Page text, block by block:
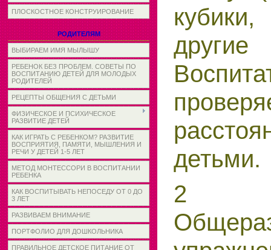
ПЛОСКОСТНОЕ КОНСТРУИРОВАНИЕ
РОДИТЕЛЯМ
ВЫБИРАЕМ ИМЯ МЫЛЫШУ
РЕБЕНОК БЕЗ ПРОБЛЕМ. СОВЕТЫ ПО
ВОСПИТАНИЮ ДЕТЕЙ ДЛЯ МОЛОДЫХ
РОДИТЕЛЕЙ
РЕЦЕПТЫ ОБЩЕНИЯ С ДЕТЬМИ
ФИЗИЧЕСКОЕ И ПСИХИЧЕСКОЕ
РАЗВИТИЕ ДЕТЕЙ
КАК ИГРАТЬ С РЕБЕНКОМ? РАЗВИТИЕ
ВОСПРИЯТИЯ, ПАМЯТИ, МЫШЛЕНИЯ И
РЕЧИ У ДЕТЕЙ 1-5 ЛЕТ
МЕТОД МОНТЕССОРИ В ВОСПИТАНИИ
РЕБЕНКА
КАК ВОСПИТЫВАТЬ НЕПОСЕДУ ОТ 0 ДО
3 ЛЕТ
РАЗВИВАЕМ ВНИМАНИЕ
ПОРТФОЛИО ДЛЯ ДОШКОЛЬНИКА
ПРАВИЛЬНОЕ ДЕТСКОЕ ПИТАНИЕ ОТ
детьми.
2